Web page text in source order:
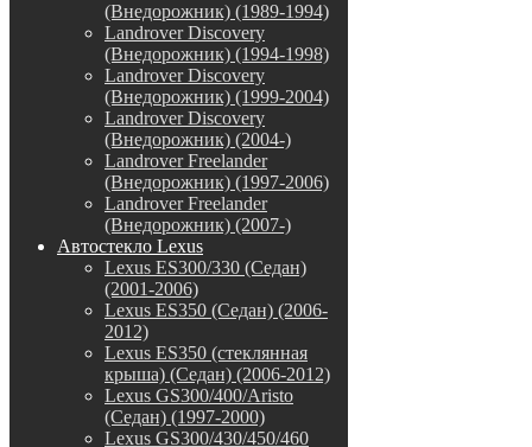
(Внедорожник) (1989-1994)
Landrover Discovery
(Внедорожник) (1994-1998)
Landrover Discovery
(Внедорожник) (1999-2004)
Landrover Discovery
(Внедорожник) (2004-)
Landrover Freelander
(Внедорожник) (1997-2006)
Landrover Freelander
(Внедорожник) (2007-)
Автостекло Lexus
Lexus ES300/330 (Седан)
(2001-2006)
Lexus ES350 (Седан) (2006-
2012)
Lexus ES350 (стеклянная
крыша) (Седан) (2006-2012)
Lexus GS300/400/Aristo
(Седан) (1997-2000)
Lexus GS300/430/450/460